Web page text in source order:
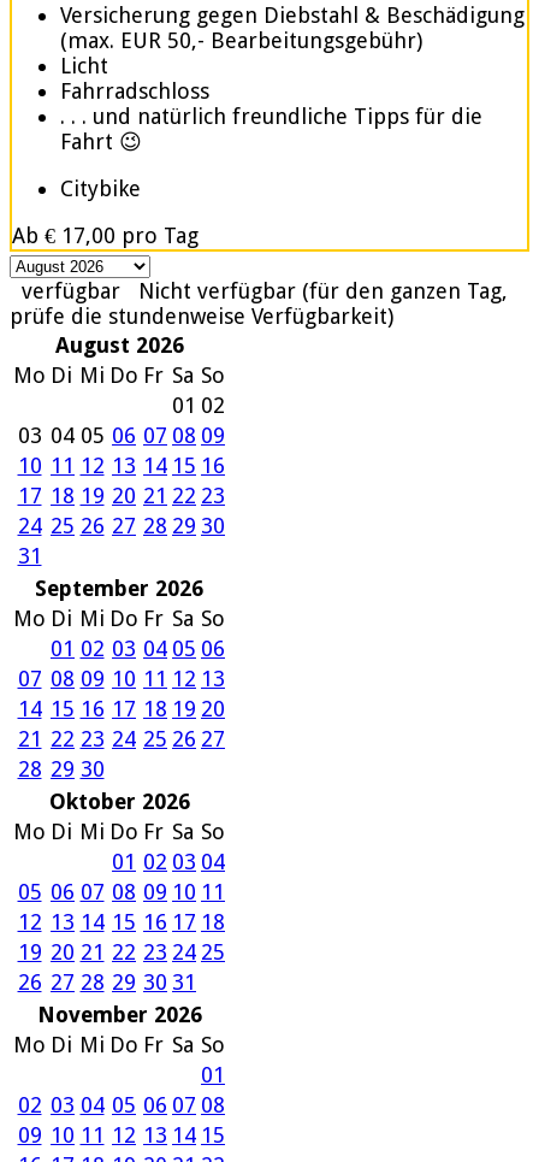
Versicherung gegen Diebstahl & Beschädigung
(max. EUR 50,- Bearbeitungsgebühr)
Licht
Fahrradschloss
. . . und natürlich freundliche Tipps für die
Fahrt 😉
Citybike
Ab € 17,00 pro Tag
verfügbar
Nicht verfügbar (für den ganzen Tag,
prüfe die stundenweise Verfügbarkeit)
August 2026
Mo Di Mi Do Fr Sa So
01 02
03 04 05 06 07 08 09
10 11 12 13 14 15 16
17 18 19 20 21 22 23
24 25 26 27 28 29 30
31
September 2026
Mo Di Mi Do Fr Sa So
01 02 03 04 05 06
07 08 09 10 11 12 13
14 15 16 17 18 19 20
21 22 23 24 25 26 27
28 29 30
Oktober 2026
Mo Di Mi Do Fr Sa So
01 02 03 04
05 06 07 08 09 10 11
12 13 14 15 16 17 18
19 20 21 22 23 24 25
26 27 28 29 30 31
November 2026
Mo Di Mi Do Fr Sa So
01
02 03 04 05 06 07 08
09 10 11 12 13 14 15